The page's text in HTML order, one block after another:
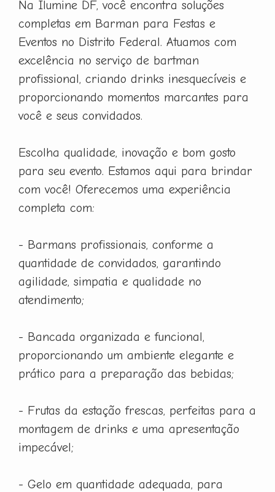
Na Ilumine DF, você encontra soluções
completas em Barman para Festas e
Eventos no Distrito Federal. Atuamos com
excelência no serviço de bartman
profissional, criando drinks inesquecíveis e
proporcionando momentos marcantes para
você e seus convidados.
Escolha qualidade, inovação e bom gosto
para seu evento. Estamos aqui para brindar
com você! Oferecemos uma experiência
completa com:
- Barmans profissionais, conforme a
quantidade de convidados, garantindo
agilidade, simpatia e qualidade no
atendimento;
- Bancada organizada e funcional,
proporcionando um ambiente elegante e
prático para a preparação das bebidas;
- Frutas da estação frescas, perfeitas para a
montagem de drinks e uma apresentação
impecável;
- Gelo em quantidade adequada, para